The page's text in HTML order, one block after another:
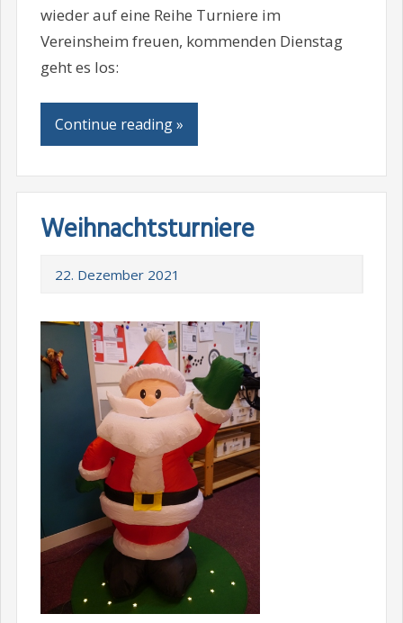
wieder auf eine Reihe Turniere im
Vereinsheim freuen, kommenden Dienstag
geht es los:
Continue reading »
Weihnachtsturniere
22. Dezember 2021